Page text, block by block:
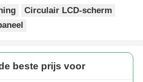
Circulair LCD-scherm
beste prijs voor